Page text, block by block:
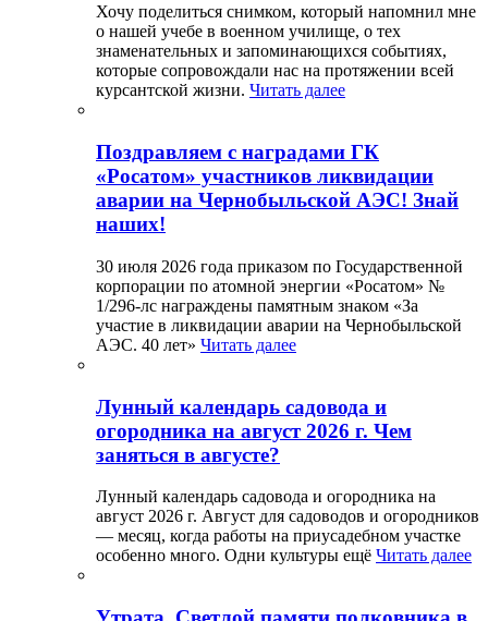
Хочу поделиться снимком, который напомнил мне
о нашей учебе в военном училище, о тех
знаменательных и запоминающихся событиях,
которые сопровождали нас на протяжении всей
курсантской жизни. Читать далее
Поздравляем с наградами ГК
«Росатом» участников ликвидации
аварии на Чернобыльской АЭС! Знай
наших!
30 июля 2026 года приказом по Государственной
корпорации по атомной энергии «Росатом» №
1/296-лс награждены памятным знаком «За
участие в ликвидации аварии на Чернобыльской
АЭС. 40 лет» Читать далее
Лунный календарь садовода и
огородника на август 2026 г. Чем
заняться в августе?
Лунный календарь садовода и огородника на
август 2026 г. Август для садоводов и огородников
— месяц, когда работы на приусадебном участке
особенно много. Одни культуры ещё Читать далее